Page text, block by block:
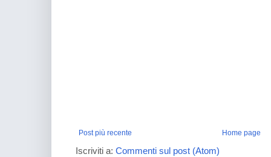
Post più recente Home page
Iscriviti a: Commenti sul post (Atom)